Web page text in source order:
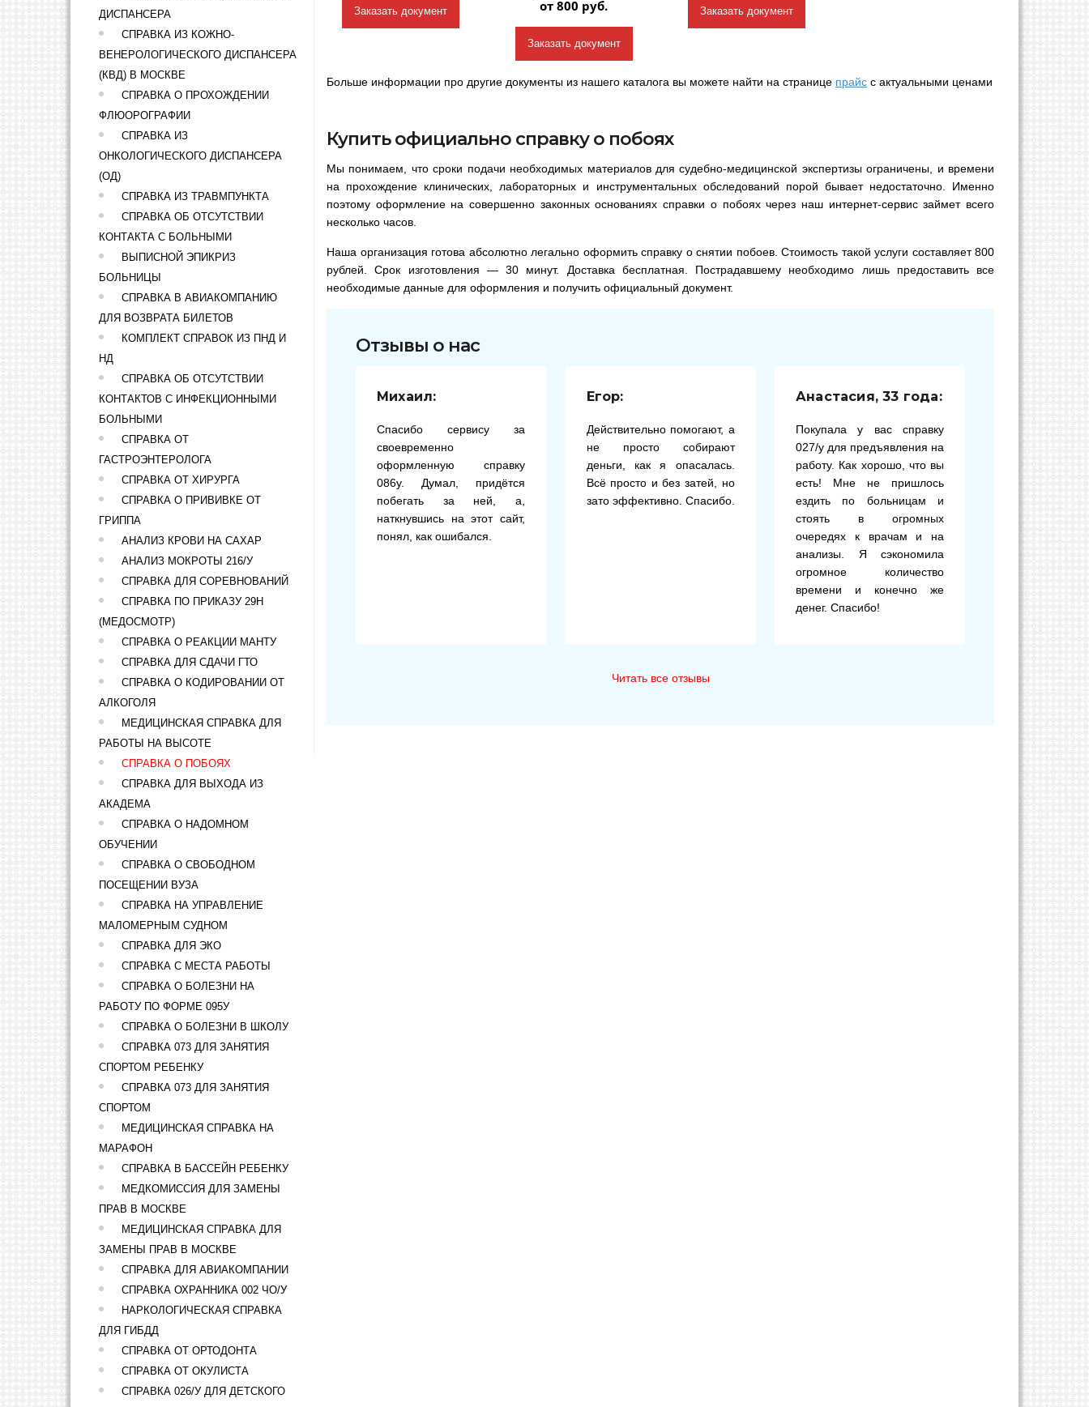
ДИСПАНСЕРА
СПРАВКА ИЗ КОЖНО-
ВЕНЕРОЛОГИЧЕСКОГО ДИСПАНСЕРА
(КВД) В МОСКВЕ
СПРАВКА О ПРОХОЖДЕНИИ
ФЛЮОРОГРАФИИ
СПРАВКА ИЗ
ОНКОЛОГИЧЕСКОГО ДИСПАНСЕРА
(ОД)
СПРАВКА ИЗ ТРАВМПУНКТА
СПРАВКА ОБ ОТСУТСТВИИ
КОНТАКТА С БОЛЬНЫМИ
ВЫПИСНОЙ ЭПИКРИЗ
БОЛЬНИЦЫ
СПРАВКА В АВИАКОМПАНИЮ
ДЛЯ ВОЗВРАТА БИЛЕТОВ
КОМПЛЕКТ СПРАВОК ИЗ ПНД И
НД
СПРАВКА ОБ ОТСУТСТВИИ
КОНТАКТОВ С ИНФЕКЦИОННЫМИ
БОЛЬНЫМИ
СПРАВКА ОТ
ГАСТРОЭНТЕРОЛОГА
СПРАВКА ОТ ХИРУРГА
СПРАВКА О ПРИВИВКЕ ОТ
ГРИППА
АНАЛИЗ КРОВИ НА САХАР
АНАЛИЗ МОКРОТЫ 216/У
СПРАВКА ДЛЯ СОРЕВНОВАНИЙ
СПРАВКА ПО ПРИКАЗУ 29Н
(МЕДОСМОТР)
СПРАВКА О РЕАКЦИИ МАНТУ
СПРАВКА ДЛЯ СДАЧИ ГТО
СПРАВКА О КОДИРОВАНИИ ОТ
АЛКОГОЛЯ
МЕДИЦИНСКАЯ СПРАВКА ДЛЯ
РАБОТЫ НА ВЫСОТЕ
СПРАВКА О ПОБОЯХ
СПРАВКА ДЛЯ ВЫХОДА ИЗ
АКАДЕМА
СПРАВКА О НАДОМНОМ
ОБУЧЕНИИ
СПРАВКА О СВОБОДНОМ
ПОСЕЩЕНИИ ВУЗА
СПРАВКА НА УПРАВЛЕНИЕ
МАЛОМЕРНЫМ СУДНОМ
СПРАВКА ДЛЯ ЭКО
СПРАВКА С МЕСТА РАБОТЫ
СПРАВКА О БОЛЕЗНИ НА
РАБОТУ ПО ФОРМЕ 095У
СПРАВКА О БОЛЕЗНИ В ШКОЛУ
СПРАВКА 073 ДЛЯ ЗАНЯТИЯ
СПОРТОМ РЕБЕНКУ
СПРАВКА 073 ДЛЯ ЗАНЯТИЯ
СПОРТОМ
МЕДИЦИНСКАЯ СПРАВКА НА
МАРАФОН
СПРАВКА В БАССЕЙН РЕБЕНКУ
МЕДКОМИССИЯ ДЛЯ ЗАМЕНЫ
ПРАВ В МОСКВЕ
МЕДИЦИНСКАЯ СПРАВКА ДЛЯ
ЗАМЕНЫ ПРАВ В МОСКВЕ
СПРАВКА ДЛЯ АВИАКОМПАНИИ
СПРАВКА ОХРАННИКА 002 ЧО/У
НАРКОЛОГИЧЕСКАЯ СПРАВКА
ДЛЯ ГИБДД
СПРАВКА ОТ ОРТОДОНТА
СПРАВКА ОТ ОКУЛИСТА
СПРАВКА 026/У ДЛЯ ДЕТСКОГО
Заказать документ
от 800 руб.
Заказать документ
Заказать документ
Больше информации про другие документы из нашего каталога вы можете найти на странице прайс с актуальными ценами
Купить официально справку о побоях
Мы понимаем, что сроки подачи необходимых материалов для судебно-медицинской экспертизы ограничены, и времени
на прохождение клинических, лабораторных и инструментальных обследований порой бывает недостаточно. Именно
поэтому оформление на совершенно законных основаниях справки о побоях через наш интернет-сервис займет всего
несколько часов.
Наша организация готова абсолютно легально оформить справку о снятии побоев. Стоимость такой услуги составляет 800
рублей. Срок изготовления — 30 минут. Доставка бесплатная. Пострадавшему необходимо лишь предоставить все
необходимые данные для оформления и получить официальный документ.
Отзывы о нас
Михаил:
Спасибо сервису за
своевременно
оформленную справку
086у. Думал, придётся
побегать за ней, а,
наткнувшись на этот сайт,
понял, как ошибался.
Егор:
Действительно помогают, а
не просто собирают
деньги, как я опасалась.
Всё просто и без затей, но
зато эффективно. Спасибо.
Анастасия, 33 года:
Покупала у вас справку
027/у для предъявления на
работу. Как хорошо, что вы
есть! Мне не пришлось
ездить по больницам и
стоять в огромных
очередях к врачам и на
анализы. Я сэкономила
огромное количество
времени и конечно же
денег. Спасибо!
Читать все отзывы